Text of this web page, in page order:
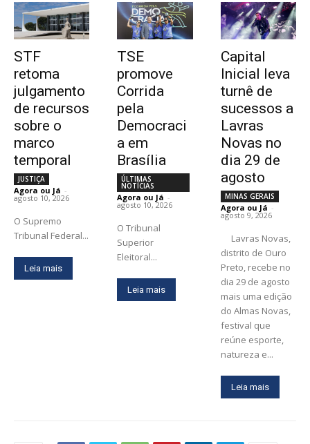
STF
retoma
julgamento
de recursos
sobre o
marco
temporal
JUSTIÇA
Agora ou Já -
agosto 10, 2026
O Supremo
Tribunal Federal...
Leia mais
TSE
promove
Corrida
pela
Democraci
a em
Brasília
ÚLTIMAS
NOTÍCIAS
Agora ou Já -
agosto 10, 2026
O Tribunal
Superior
Eleitoral...
Leia mais
Capital
Inicial leva
turnê de
sucessos a
Lavras
Novas no
dia 29 de
agosto
MINAS GERAIS
Agora ou Já -
agosto 9, 2026
distrito de Ouro
Preto, recebe no
dia 29 de agosto
mais uma edição
do Almas Novas,
festival que
reúne esporte,
natureza e...
Leia mais